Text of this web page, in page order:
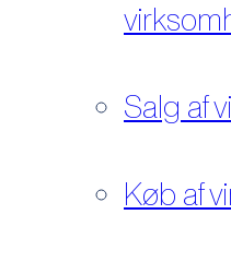
Salg af
Køb af